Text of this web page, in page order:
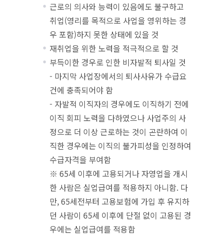
근로의 의사와 능력이 있음에도 불구하고
취업(영리를 목적으로 사업을 영위하는 경
우 포함)하지 못한 상태에 있을 것
재취업을 위한 노력을 적극적으로 할 것
부득이한 경우로 인한 비자발적 퇴사일 것
- 마지막 사업장에서의 퇴사사유가 수급요
건에 충족되어야 함
- 자발적 이직자의 경우에도 이직하기 전에
이직 회피 노력을 다하였으나 사업주의 사
정으로 더 이상 근로하는 것이 곤란하여 이
직한 경우에는 이직의 불가피성을 인정하여
수급자격을 부여함
※ 65세 이후에 고용되거나 자영업을 개시
한 사람은 실업급여를 적용하지 아니함. 다
만, 65세전부터 고용보험에 가입 후 유지하
던 사람이 65세 이후에 단절 없이 고용된 경
우에는 실업급여를 적용함